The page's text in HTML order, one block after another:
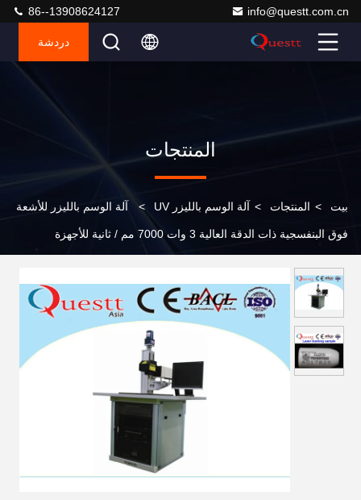
info@questt.com.cn
86--13908624127
دردشة
المنتجات
بيت > المنتجات > آلة الوسم بالليزر UV > آلة الوسم بالليزر للأشعة
فوق البنفسجية ذات الدقة العالية 3 وات 7000 مم / ثانية للأجهزة